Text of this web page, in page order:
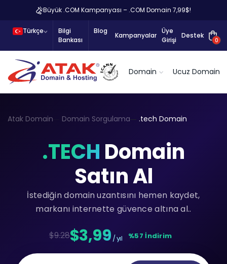
Büyük .COM Kampanyası – .COM Domain 7,99$!
Türkçe
Bilgi
Bankası
Blog
Kampanyalar
Üye
Girişi
Destek
0
Domain Ucuz Domain
Atak Domain Domain Sorgulama .tech Domain
.TECH Domain
Satın Al
İstediğin domain uzantısını hemen kaydet,
markanı internette güvence altına al..
$9.28$3,99 / yıl %57 İndirim